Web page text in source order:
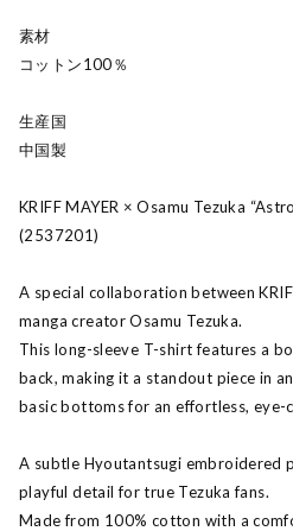
素材
コットン100％
生産国
中国製
KRIFF MAYER × Osamu Tezuka
(2537201)
A special collaboration between
manga creator Osamu Tezuka.
This long-sleeve T-shirt features a
back, making it a standout piece in
basic bottoms for an effortless, eye-
A subtle Hyoutantsugi embroidered
playful detail for true Tezuka fans.
Made from 100% cotton with a